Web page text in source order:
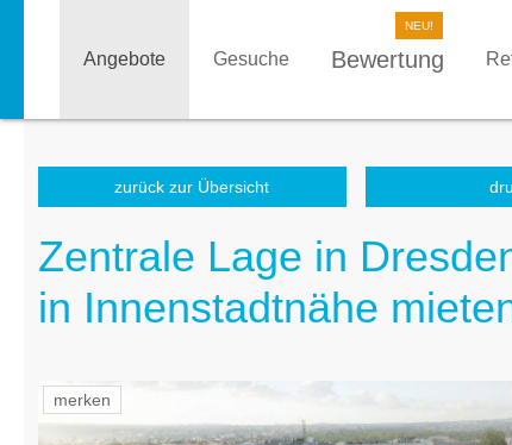
Angebote Gesuche Bewertung
zurück zur Übersicht
Zentrale Lage in
in Innenstadtnähe
merken